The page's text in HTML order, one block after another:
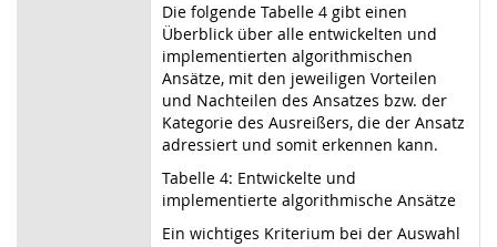
Die folgende Tabelle 4 gibt einen
Überblick über alle entwickelten und
implementierten algorithmischen
Ansätze, mit den jeweiligen Vorteilen
und Nachteilen des Ansatzes bzw. der
Kategorie des Ausreißers, die der Ansatz
adressiert und somit erkennen kann.
Tabelle 4: Entwickelte und
implementierte algorithmische Ansätze
Ein wichtiges Kriterium bei der Auswahl